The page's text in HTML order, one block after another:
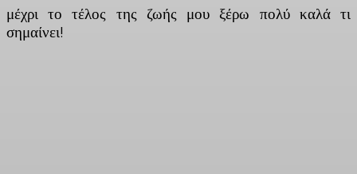
μέχρι το τέλος της ζωής μου ξέρω πολύ καλά τι
σημαίνει!